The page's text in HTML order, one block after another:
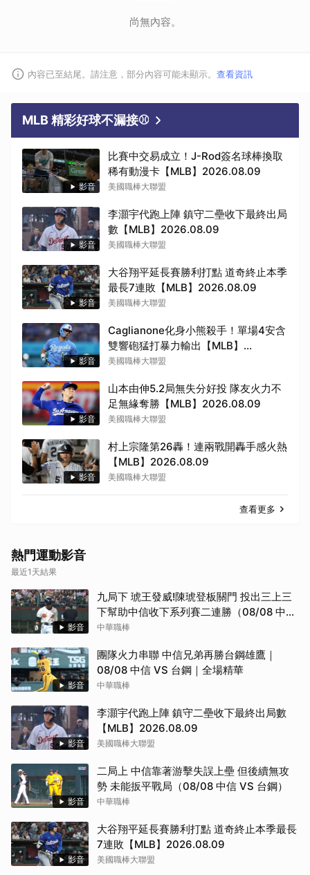
尚無內容。
內容已至結尾。請注意，部分內容可能未顯示。 查看資訊
MLB 精彩好球不漏接⚾
影音
比賽中交易成立！J-Rod簽名球棒換取
稀有動漫卡【MLB】2026.08.09
美國職棒大聯盟
影音
李灝宇代跑上陣 鎮守二壘收下最終出局
數【MLB】2026.08.09
美國職棒大聯盟
影音
大谷翔平延長賽勝利打點 道奇終止本季
最長7連敗【MLB】2026.08.09
美國職棒大聯盟
影音
Caglianone化身小熊殺手！單場4安含
雙響砲猛打暴力輸出【MLB】
2026.08.09
美國職棒大聯盟
影音
山本由伸5.2局無失分好投 隊友火力不
足無緣奪勝【MLB】2026.08.09
美國職棒大聯盟
影音
村上宗隆第26轟！連兩戰開轟手感火熱
【MLB】2026.08.09
美國職棒大聯盟
查看更多
熱門運動影音
最近1天結果
影音
九局下 琥王發威!陳琥登板關門 投出三上三
下幫助中信收下系列賽二連勝（08/08 中信
VS 台鋼）
中華職棒
影音
團隊火力串聯 中信兄弟再勝台鋼雄鷹｜
08/08 中信 VS 台鋼｜全場精華
中華職棒
影音
李灝宇代跑上陣 鎮守二壘收下最終出局數
【MLB】2026.08.09
美國職棒大聯盟
影音
二局上 中信靠著游擊失誤上壘 但後續無攻
勢 未能扳平戰局（08/08 中信 VS 台鋼）
中華職棒
影音
大谷翔平延長賽勝利打點 道奇終止本季最長
7連敗【MLB】2026.08.09
美國職棒大聯盟
取消